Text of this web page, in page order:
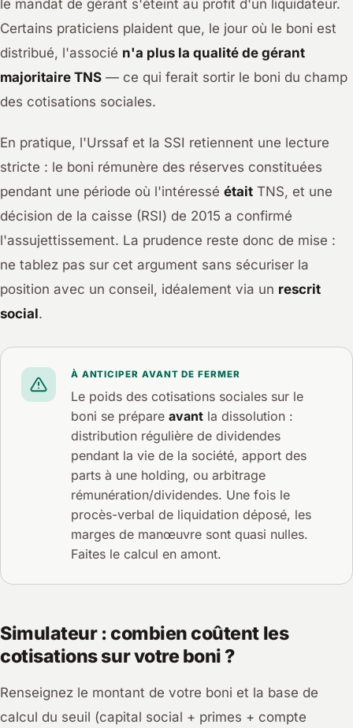
le mandat de gérant s'éteint au profit d'un liquidateur.
Certains praticiens plaident que, le jour où le boni est
distribué, l'associé n'a plus la qualité de gérant
majoritaire TNS — ce qui ferait sortir le boni du champ
des cotisations sociales.
En pratique, l'Urssaf et la SSI retiennent une lecture
stricte : le boni rémunère des réserves constituées
pendant une période où l'intéressé était TNS, et une
décision de la caisse (RSI) de 2015 a confirmé
l'assujettissement. La prudence reste donc de mise :
ne tablez pas sur cet argument sans sécuriser la
position avec un conseil, idéalement via un rescrit
social.
À ANTICIPER AVANT DE FERMER
Le poids des cotisations sociales sur le
boni se prépare avantla dissolution :
distribution régulière de dividendes
pendant la vie de la société, apport des
parts à une holding, ou arbitrage
rémunération/dividendes. Une fois le
procès-verbal de liquidation déposé, les
marges de manœuvre sont quasi nulles.
Faites le calcul en amont.
Simulateur : combien coûtent les
cotisations sur votre boni ?
Renseignez le montant de votre boni et la base de
calcul du seuil (capital social + primes + compte